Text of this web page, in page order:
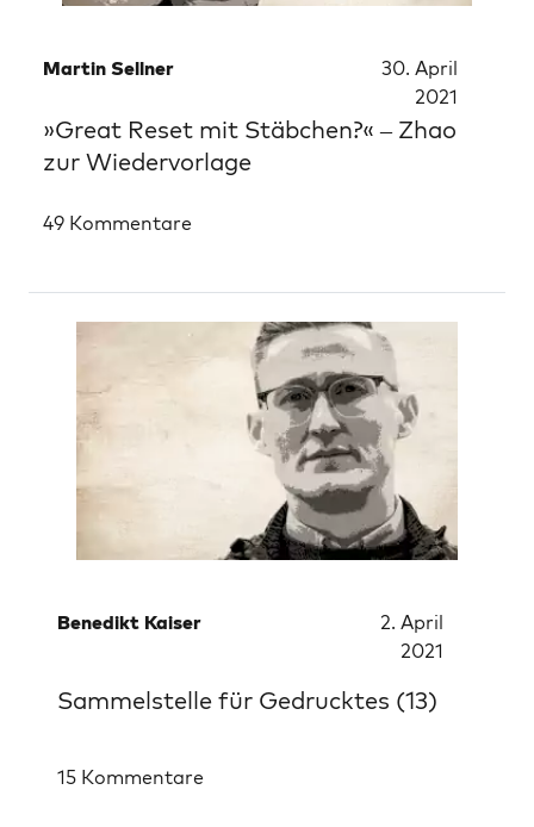
Martin Sellner
30. April
2021
»Great Reset mit Stäbchen?« – Zhao
zur Wiedervorlage
49 Kommentare
Benedikt Kaiser
2. April
2021
Sammelstelle für Gedrucktes (13)
15 Kommentare